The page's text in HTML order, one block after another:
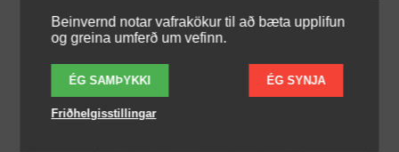
Beinvernd notar vafrakökur til að bæta upplifun
og greina umferð um vefinn.
ÉG SAMÞYKKI ÉG SYNJA
Friðhelgisstillingar